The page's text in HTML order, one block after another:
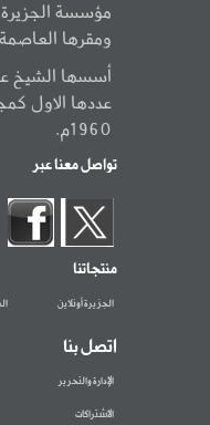
مؤسسة الجزيرة
ومقرها
أسسها الشيخ
عددها الاول
1960م.
تواصل معنا عبر
منتجاتنا
الجزيرة أونلاين
اتصل بنا
الإدارة والتحرير
الاشتراكات